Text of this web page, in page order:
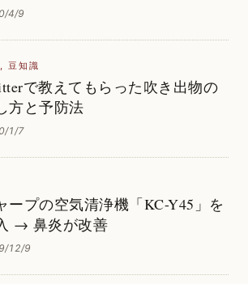
4/9
, 豆知識
で教えてもらった吹き出物の
方と予防法
1/7
ープの空気清浄機「KC-Y45」を
→ 鼻炎が改善
12/9